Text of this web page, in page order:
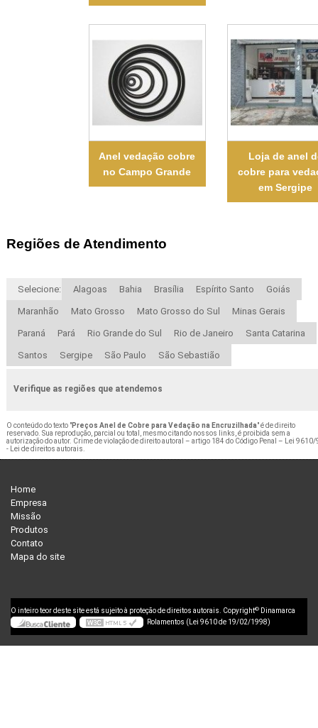
Anel vedação cobre
no Campo Grande
Loja de anel
cobre para
em Sergipe
Regiões de Atendimento
Selecione: Alagoas Bahia Brasília Espírito Santo Goiás
Maranhão Mato Grosso Mato Grosso do Sul Minas Gerais
Paraná Pará Rio Grande do Sul Rio de Janeiro Santa Catarina
Santos Sergipe São Paulo São Sebastião
Verifique as regiões que atendemos
O conteúdo do texto "Preços Anel de Cobre para Vedação na Encruzilhada" é de direito
reservado. Sua reprodução, parcial ou total, mesmo citando nossos links, é proibida sem a
autorização do autor. Crime de violação de direito autoral – artigo 184 do Código Penal – Lei 9610/
- Lei de direitos autorais.
Home
Empresa
Missão
Produtos
Contato
Mapa do site
O inteiro teor deste site está sujeito à proteção de direitos autorais. Copyright© Dinamarca
Rolamentos (Lei 9610 de 19/02/1998)